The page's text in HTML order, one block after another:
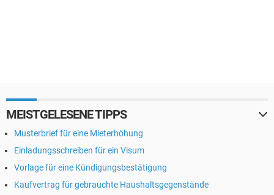
MEISTGELESENE TIPPS
Musterbrief für eine Mieterhöhung
Einladungsschreiben für ein Visum
Vorlage für eine Kündigungsbestätigung
Kaufvertrag für gebrauchte Haushaltsgegenstände